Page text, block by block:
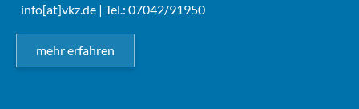
info[at]vkz.de | Tel.: 07042/91950
mehr erfahren